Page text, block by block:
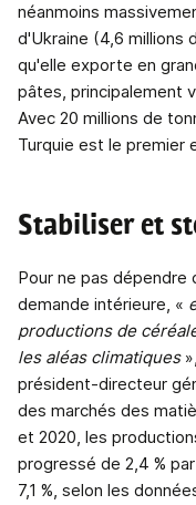
néanmoins
d'Ukraine (4,6 millions
qu'elle exporte en
pâtes, principalement
Avec 20 millions de
Turquie est le premier
Stabiliser et
Pour ne pas
demande intérieure, «
productions de
les aléas climatiques
président-directeur
des marchés des
et 2020, les
progressé de 2,4 %
7,1 %, selon les